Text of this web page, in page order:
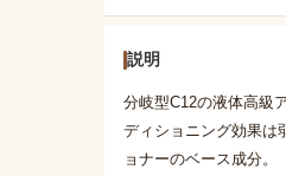
説明
分岐型C12の液体高級
ディショニング効果は
ョナーのベース成分。